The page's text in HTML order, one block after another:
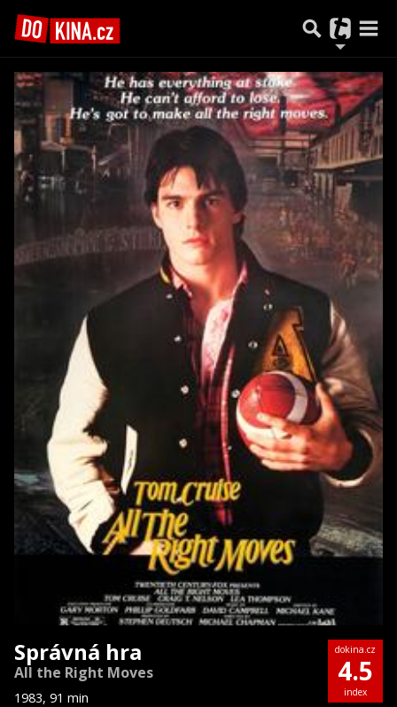
Správná hra
All the Right Moves
1983, 91 min
dokina.cz
4.5
index